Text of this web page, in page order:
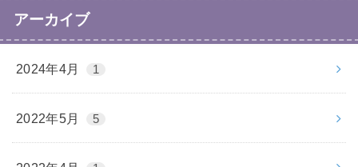
アーカイブ
2024年4月 1
2022年5月 5